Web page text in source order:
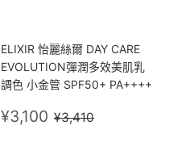
ELIXIR 怡麗絲爾 DAY CARE
EVOLUTION彈潤多效美肌乳
調色 小金管 SPF50+ PA++++
售
¥3,100 ¥3,100
定價
¥3,410